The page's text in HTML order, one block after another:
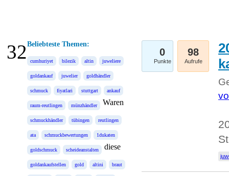
Beliebteste Themen:
cumhuriyet bilezik altin juweliere
goldankauf juwelier goldhändler
schmuck fiyatlari stuttgart ankauf
raum-reutlingen münzhändler
schmuckhändler tübingen reutlingen
ata schmuckbewertungen 1dukaten
goldschmuck scheideanstalten
goldankaufstellen gold altini braut
Waren
diese
0
Punkte
98
Aufrufe
32